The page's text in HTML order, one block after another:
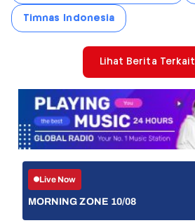
Timnas Indonesia
Lihat Berita Terkait
Live Now
MORNING ZONE 10/08